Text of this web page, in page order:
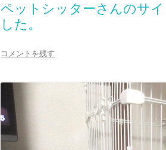
ペットシッターさんのサ
した。
コメントを残す